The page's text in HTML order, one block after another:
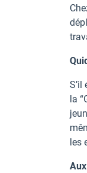
la
les